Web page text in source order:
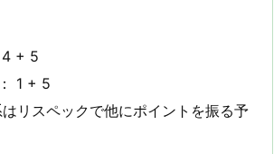
4 + 5
1 + 5
リスペックで他にポイントを振る予